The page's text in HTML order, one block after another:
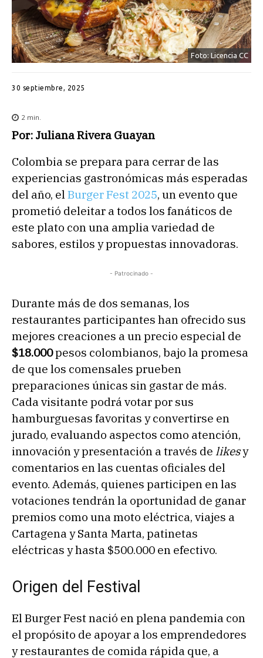
Foto: Licencia CC
30 septiembre, 2025
2 min.
Por: Juliana Rivera Guayan
Colombia se prepara para cerrar de las
experiencias gastronómicas más esperadas
del año, elBurger Fest 2025, un evento que
prometió deleitar a todos los fanáticos de
este plato con una amplia variedad de
sabores, estilos y propuestas innovadoras.
- Patrocinado -
Durante más de dos semanas, los
restaurantes participantes han ofrecido sus
mejores creaciones a un precio especial de
$18.000pesos colombianos, bajo la promesa
de que los comensales prueben
preparaciones únicas sin gastar de más.
Cada visitante podrá votar por sus
hamburguesas favoritas y convertirse en
jurado, evaluando aspectos como atención,
innovación y presentación a través de likesy
comentarios en las cuentas oficiales del
evento. Además, quienes participen en las
votaciones tendrán la oportunidad de ganar
premios como una moto eléctrica, viajes a
Cartagena y Santa Marta, patinetas
eléctricas y hasta $500.000 en efectivo.
Origen del Festival
El Burger Fest nació en plena pandemia con
el propósito de apoyar a los emprendedores
y restaurantes de comida rápida que, a